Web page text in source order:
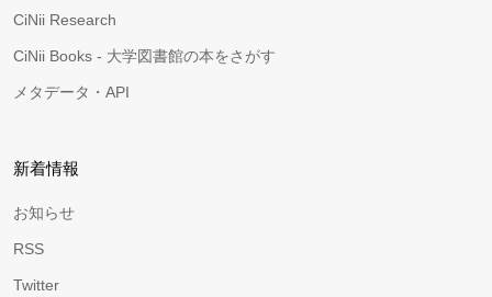
CiNii Research
CiNii Books - 大学図書館の本をさがす
メタデータ・API
新着情報
お知らせ
RSS
Twitter